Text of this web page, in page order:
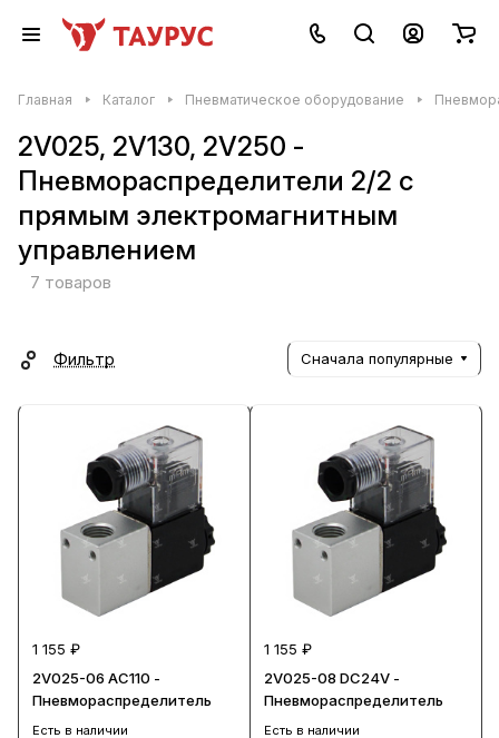
Главная Каталог Пневматическое оборудование
2V025, 2V130, 2V250 -
Пневмораспределители 2/2 с
прямым электромагнитным
управлением
7 товаров
Фильтр Сначала популярные
1 155 ₽
2V025-06 AC110 -
Пневмораспределитель
Есть в наличии
1 155 ₽
2V025-08 DC24V -
Пневмораспределитель
Есть в наличии